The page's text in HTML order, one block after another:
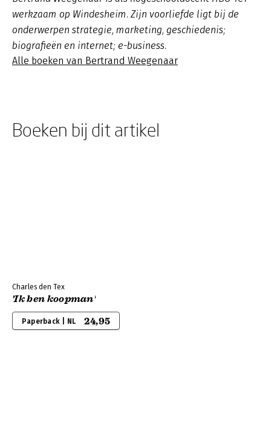
werkzaam op Windesheim. Zijn voorliefde ligt bij de
onderwerpen strategie, marketing, geschiedenis;
biografieën en internet; e-business.
Alle boeken van Bertrand Weegenaar
Boeken bij dit artikel
Charles den Tex
'Ik ben koopman'
Paperback | NL 24,95